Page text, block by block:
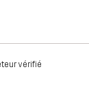
vérifié